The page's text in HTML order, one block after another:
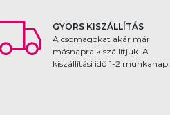
GYORS KISZÁLLÍTÁS
A csomagokat akár már
másnapra kiszállítjuk. A
kiszállítási idő 1-2 munkanap!